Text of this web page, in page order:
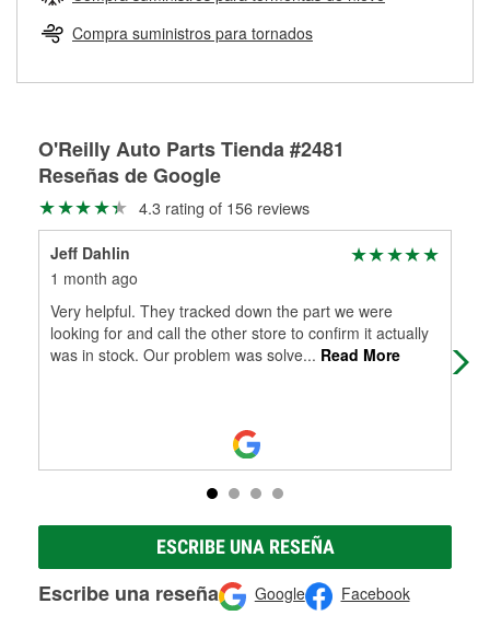
Herramientas de O'Reilly
pueden ser reutilizados, podemos ayudarte a encontrar las
partes de reemplazo correctas para tu reparación.
Rectificación de tambores y discos de freno
Compra suministros para tornados
O'Reilly Auto Parts Tienda #2481
Reseñas de Google
4.3 rating of 156 reviews
Jeff Dahlin
1 month ago
Very helpful. They tracked down the part we were
looking for and call the other store to confirm it actually
was in stock. Our problem was solve... Read More
ESCRIBE UNA RESEÑA
Escribe una reseña Google Facebook